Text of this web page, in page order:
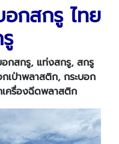
อกสกรู ไทย
อกสกรู, แท่งสกรู, สกรู
เป่าพลาสติก, กระบอก
ครื่องฉีดพลาสติก